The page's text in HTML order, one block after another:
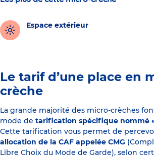
Espace extérieur
Le tarif d’une place en
crèche
La grande majorité des micro-crèches
mode de tarification spécifique nommé «
Cette tarification vous permet de
allocation de la CAF appelée CMG
Libre Choix du Mode de Garde), selon